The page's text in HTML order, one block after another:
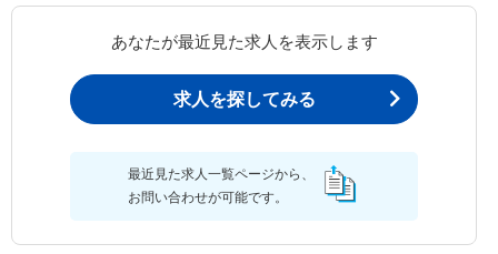
あなたが最近見た求人を表示します
求人を探してみる
最近見た求人一覧ページから、
お問い合わせが可能です。